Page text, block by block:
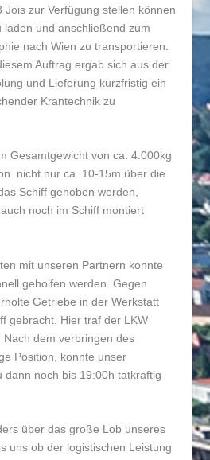
Jois zur Verfügung stellen können
laden und anschließend zum
nach Wien zu transportieren.
Auftrag ergab sich aus der
und Lieferung kurzfristig ein
Krantechnik zu
Gesamtgewicht von ca. 4.000kg
nicht nur ca. 10-15m über die
Schiff gehoben werden,
noch im Schiff montiert
mit unseren Partnern konnte
geholfen werden. Gegen
Getriebe in der Werkstatt
gebracht. Hier traf der LKW
dem verbringen des
Position, konnte unser
dann noch bis 19:00h tatkräftig
über das große Lob unseres
uns ob der logistischen Leistung